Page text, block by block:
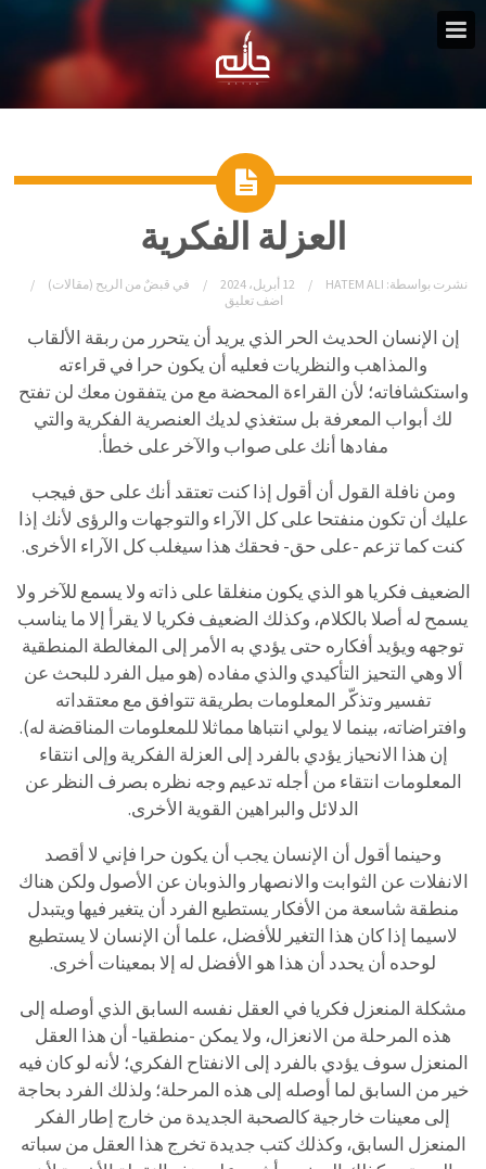
العزلة الفكرية
نشرت بواسطة: HATEM ALI 12 أبريل، 2024 في قبضٌ من الريح (مقالات)
اضف تعليق
إن الإنسان الحديث الحر الذي يريد أن يتحرر من ربقة الألقاب
والمذاهب والنظريات فعليه أن يكون حرا في قراءته
واستكشافاته؛ لأن القراءة المحضة مع من يتفقون معك لن تفتح
لك أبواب المعرفة بل ستغذي لديك العنصرية الفكرية والتي
مفادها أنك على صواب والآخر على خطأ.
ومن نافلة القول أن أقول إذا كنت تعتقد أنك على حق فيجب
عليك أن تكون منفتحا على كل الآراء والتوجهات والرؤى لأنك إذا
كنت كما تزعم -على حق- فحقك هذا سيغلب كل الآراء الأخرى.
الضعيف فكريا هو الذي يكون منغلقا على ذاته ولا يسمع للآخر ولا
يسمح له أصلا بالكلام، وكذلك الضعيف فكريا لا يقرأ إلا ما يناسب
توجهه ويؤيد أفكاره حتى يؤدي به الأمر إلى المغالطة المنطقية
ألا وهي التحيز التأكيدي والذي مفاده (هو ميل الفرد للبحث عن
تفسير وتذكّر المعلومات بطريقة تتوافق مع معتقداته
وافتراضاته، بينما لا يولي انتباها مماثلا للمعلومات المناقضة له).
إن هذا الانحياز يؤدي بالفرد إلى العزلة الفكرية وإلى انتقاء
المعلومات انتقاء من أجله تدعيم وجه نظره بصرف النظر عن
الدلائل والبراهين القوية الأخرى.
وحينما أقول أن الإنسان يجب أن يكون حرا فإني لا أقصد
الانفلات عن الثوابت والانصهار والذوبان عن الأصول ولكن هناك
منطقة شاسعة من الأفكار يستطيع الفرد أن يتغير فيها ويتبدل
لاسيما إذا كان هذا التغير للأفضل، علما أن الإنسان لا يستطيع
لوحده أن يحدد أن هذا هو الأفضل له إلا بمعينات أخرى.
مشكلة المنعزل فكريا في العقل نفسه السابق الذي أوصله إلى
هذه المرحلة من الانعزال، ولا يمكن -منطقيا- أن هذا العقل
المنعزل سوف يؤدي بالفرد إلى الانفتاح الفكري؛ لأنه لو كان فيه
خير من السابق لما أوصله إلى هذه المرحلة؛ ولذلك الفرد بحاجة
إلى معينات خارجية كالصحبة الجديدة من خارج إطار الفكر
المنعزل السابق، وكذلك كتب جديدة تخرج هذا العقل من سباته